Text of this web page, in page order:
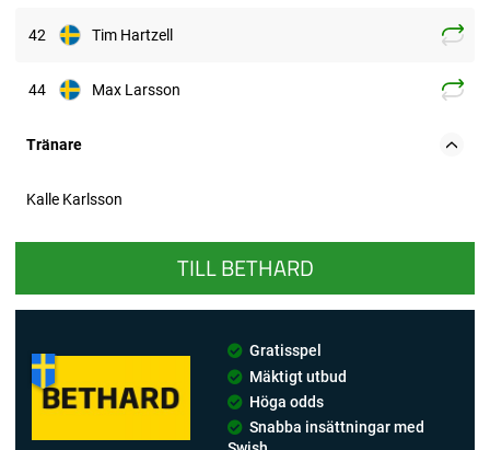
42 Tim Hartzell
44 Max Larsson
Tränare
Kalle Karlsson
TILL BETHARD
Gratisspel
Mäktigt utbud
Höga odds
Snabba insättningar med